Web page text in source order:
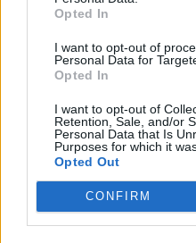
Opted In
I want to opt-out of
Personal Data for
Opted In
I want to opt-out of
Retention, Sale, and/or
Personal Data that Is
Purposes for which it
Opted Out
CONFIRM